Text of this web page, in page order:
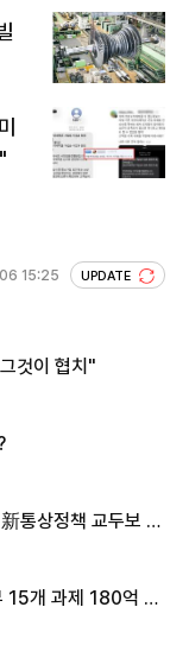
15:25 UPDATE
것이 협치"
통상정책 교두보 활
15개 과제 180억 지